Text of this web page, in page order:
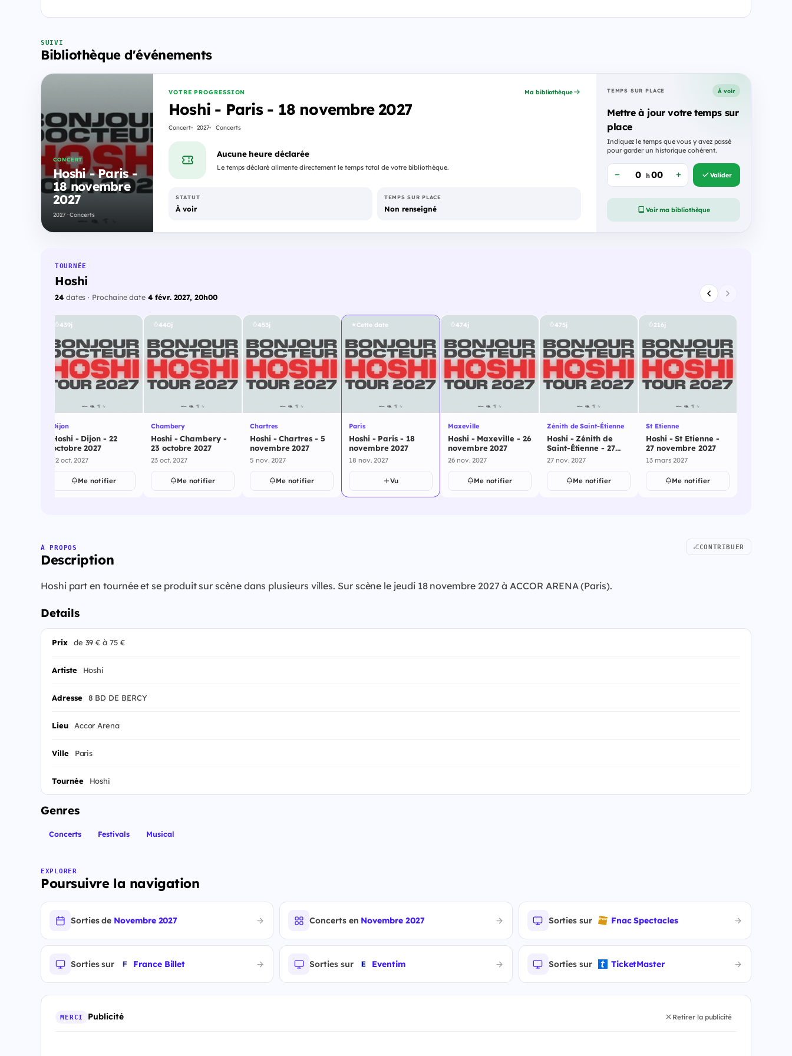
SUIVI
Bibliothèque d'événements
CONCERT
Hoshi - Paris -
18 novembre
2027
2027 · Concerts
VOTRE PROGRESSION
Hoshi - Paris - 18 novembre 2027
Concert 2027 Concerts
Ma bibliothèque
Aucune heure déclarée
Le temps déclaré alimente directement le temps total de votre bibliothèque.
STATUT
À voir
TEMPS SUR PLACE
Non renseigné
TEMPS SUR PLACE À voir
Mettre à jour votre temps sur
place
Indiquez le temps que vous y avez passé
pour garder un historique cohérent.
h Valider
Voir ma bibliothèque
TOURNÉE
Hoshi
24dates · Prochaine date4 févr. 2027, 20h00
439j
Dijon
Hoshi - Dijon - 22
octobre 2027
22 oct. 2027
Me notifier
440j
Chambery
Hoshi - Chambery -
23 octobre 2027
23 oct. 2027
Me notifier
453j
Chartres
Hoshi - Chartres - 5
novembre 2027
5 nov. 2027
Me notifier
Cette date
Paris
Hoshi - Paris - 18
novembre 2027
18 nov. 2027
Vu
474j
Maxeville
Hoshi - Maxeville - 26
novembre 2027
26 nov. 2027
Me notifier
475j
Zénith de Saint-Étienne
Hoshi - Zénith de
Saint-Étienne - 27
novembre 2027
27 nov. 2027
Me notifier
216j
St Etienne
Hoshi - St Etienne -
27 novembre 2027
13 mars 2027
Me notifier
À PROPOS
Description
CONTRIBUER
Hoshi part en tournée et se produit sur scène dans plusieurs villes. Sur scène le jeudi 18 novembre 2027 à ACCOR ARENA (Paris).
Details
Prix de 39 € à 75 €
Artiste Hoshi
Adresse 8 BD DE BERCY
Lieu Accor Arena
Ville Paris
Tournée Hoshi
Genres
Concerts Festivals Musical
EXPLORER
Poursuivre la navigation
Sorties de Novembre 2027 Concerts en Novembre 2027 Sorties sur Fnac Spectacles
Sorties sur France Billet Sorties sur Eventim Sorties sur TicketMaster
MERCI Publicité Retirer la publicité